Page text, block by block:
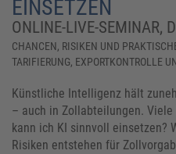
EINSETZEN
ONLINE-LIVE-SEMINAR,
​​CHANCEN, RISIKEN UND
TARIFIERUNG, EXPORTKONTROLLE
​​Künstliche Intelligenz hält
– auch in Zollabteilungen.
kann ich KI sinnvoll einsetzen?
Risiken entstehen für